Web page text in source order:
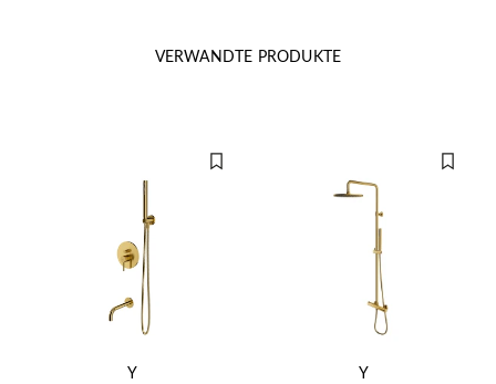
VERWANDTE PRODUKTE
Y
Y